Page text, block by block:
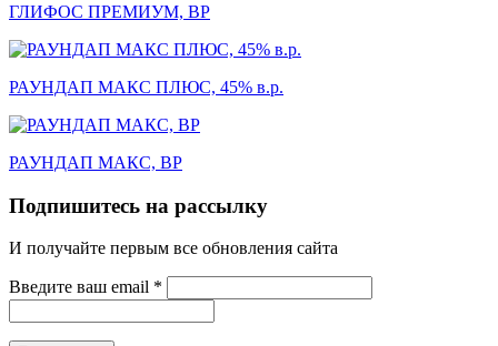
ГЛИФОС ПРЕМИУМ, ВР
РАУНДАП МАКС ПЛЮС, 45% в.р.
РАУНДАП МАКС, ВР
Подпишитесь на рассылку
И получайте первым все обновления сайта
Введите ваш email *